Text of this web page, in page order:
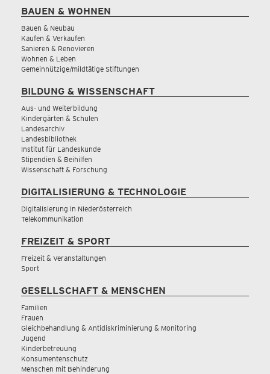
BAUEN & WOHNEN
Bauen & Neubau
Kaufen & Verkaufen
Sanieren & Renovieren
Wohnen & Leben
Gemeinnützige/mildtätige Stiftungen
BILDUNG & WISSENSCHAFT
Aus- und Weiterbildung
Kindergärten & Schulen
Landesarchiv
Landesbibliothek
Institut für Landeskunde
Stipendien & Beihilfen
Wissenschaft & Forschung
DIGITALISIERUNG & TECHNOLOGIE
Digitalisierung in Niederösterreich
Telekommunikation
FREIZEIT & SPORT
Freizeit & Veranstaltungen
Sport
GESELLSCHAFT & MENSCHEN
Familien
Frauen
Gleichbehandlung & Antidiskriminierung & Monitoring
Jugend
Kinderbetreuung
Konsumentenschutz
Menschen mit Behinderung